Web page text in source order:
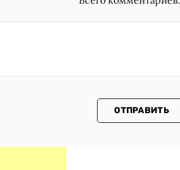
ОТПРАВИТЬ